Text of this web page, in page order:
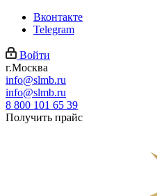
Вконтакте
Telegram
Войти
г.Москва
info@slmb.ru
info@slmb.ru
8 800 101 65 39
Получить прайс